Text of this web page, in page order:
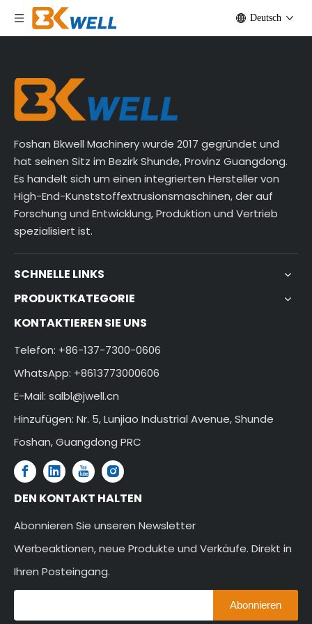
Deutsch
Foshan Bkwell Machinery wurde 2017 gegründet und
hat seinen Sitz im Bezirk Shunde, Provinz Guangdong.
Es handelt sich um einen integrierten Hersteller von
High-End-Kunststoffextrusionsmaschinen, der auf
Forschung und Entwicklung, Produktion und Vertrieb
spezialisiert ist.
SCHNELLE LINKS
PRODUKTKATEGORIE
KONTAKTIEREN SIE UNS
Telefon: +86-137-7300-0606
WhatsApp: +8613773000606
E-Mail: salbl@jwell.cn
Hinzufügen: Nr. 5, Lunjiao Industrial Avenue, Shunde
Foshan, Guangdong PRC
DEN KONTAKT HALTEN
Abonnieren Sie unseren Newsletter
Werbeaktionen, neue Produkte und Verkäufe. Direkt in
Ihren Posteingang.
Abonnieren